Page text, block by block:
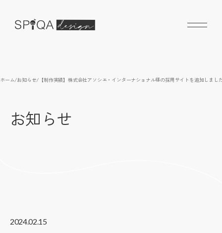
ホーム/お知らせ/ 【制作実績】株式会社アソシエ・インターナショナル様の採用サイトを追加しまし
お知らせ
2024.02.15